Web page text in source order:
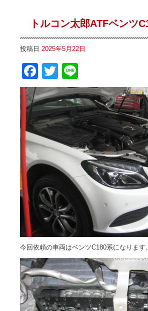
トルコン太郎ATFベンツ
投稿日 2025年5月22日
Facebook
Twitter
今回依頼の車両はベンツC180系になります